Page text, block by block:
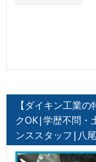
【ダイキン工業
クOK|学歴不問・
ンススタッフ|八